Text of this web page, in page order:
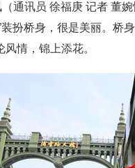
通讯员 徐福庚 记者 董
装扮桥身，很是美丽。桥
情，锦上添花。